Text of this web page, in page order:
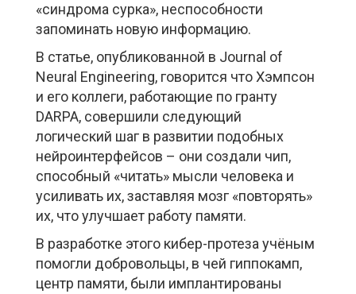
«синдрома сурка», неспособности
запоминать новую информацию.
В статье, опубликованной в Journal of
Neural Engineering, говорится что Хэмпсон
и его коллеги, работающие по гранту
DARPA, совершили следующий
логический шаг в развитии подобных
нейроинтерфейсов – они создали чип,
способный «читать» мысли человека и
усиливать их, заставляя мозг «повторять»
их, что улучшает работу памяти.
В разработке этого кибер-протеза учёным
помогли добровольцы, в чей гиппокамп,
центр памяти, были имплантированы